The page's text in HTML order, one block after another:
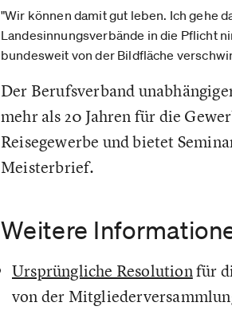
"Wir können damit gut leben. Ich gehe
Landesinnungsverbände in die Pflicht
bundesweit von der Bildfläche
Der Berufsverband
mehr als 20 Jahren für die
Reisegewerbe und bietet
Meisterbrief.
Weitere
Ursprüngliche Resolutionfür
von der